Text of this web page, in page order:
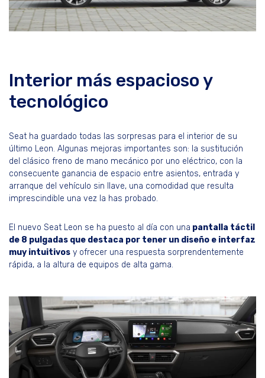
Interior más espacioso y
tecnológico
Seat ha guardado todas las sorpresas para el interior de su
último Leon. Algunas mejoras importantes son: la sustitución
del clásico freno de mano mecánico por uno eléctrico, con la
consecuente ganancia de espacio entre asientos, entrada y
arranque del vehículo sin llave, una comodidad que resulta
imprescindible una vez la has probado.
El nuevo Seat Leon se ha puesto al día con una pantalla táctil
de 8 pulgadas que destaca por tener un diseño e interfaz
muy intuitivos y ofrecer una respuesta sorprendentemente
rápida, a la altura de equipos de alta gama.